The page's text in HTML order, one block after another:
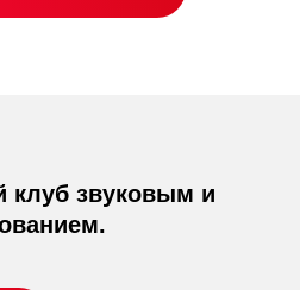
клуб звуковым и